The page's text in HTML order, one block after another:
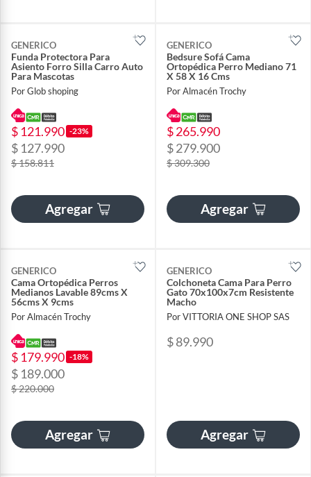
GENERICO
Funda Protectora Para
Asiento Forro Silla Carro Auto
Para Mascotas
Por Glob shoping
$ 121.990 -23%
$ 127.990
$ 158.811
Agregar
GENERICO
Bedsure Sofá Cama
Ortopédica Perro Mediano 71
X 58 X 16 Cms
Por Almacén Trochy
$ 265.990
$ 279.900
$ 309.300
Agregar
GENERICO
Cama Ortopédica Perros
Medianos Lavable 89cms X
56cms X 9cms
Por Almacén Trochy
$ 179.990 -18%
$ 189.000
$ 220.000
Agregar
GENERICO
Colchoneta Cama Para Perro
Gato 70x100x7cm Resistente
Macho
Por VITTORIA ONE SHOP SAS
$ 89.990
Agregar